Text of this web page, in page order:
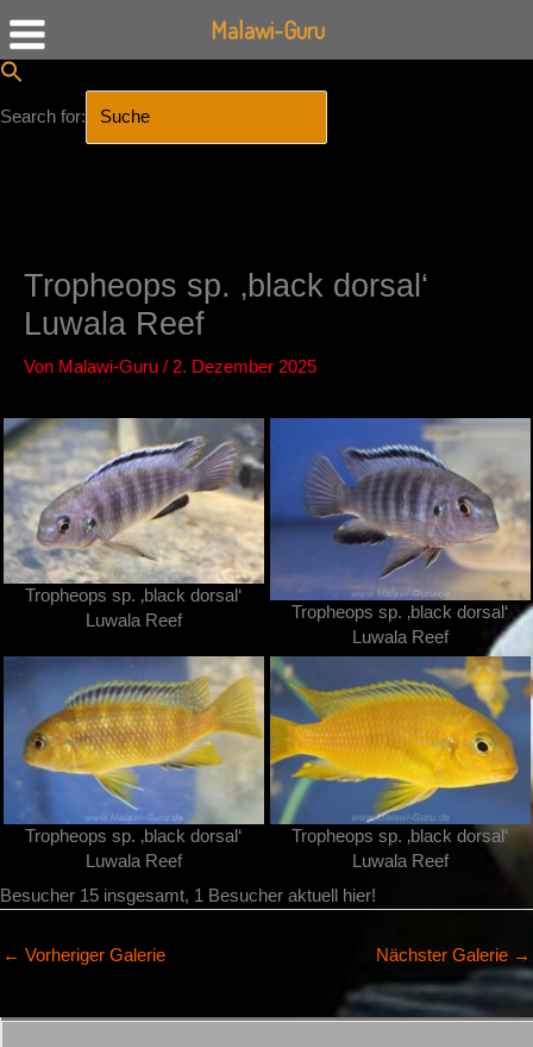
Search for:
Tropheops sp. ‚black dorsal‘
Luwala Reef
Von Malawi-Guru / 2. Dezember 2025
Tropheops sp. ‚black dorsal‘
Luwala Reef
Tropheops sp. ‚black dorsal‘
Luwala Reef
Tropheops sp. ‚black dorsal‘
Luwala Reef
Tropheops sp. ‚black dorsal‘
Luwala Reef
Besucher 15 insgesamt, 1 Besucher aktuell hier!
← Vorheriger Galerie Nächster Galerie →
Malawi-Guru